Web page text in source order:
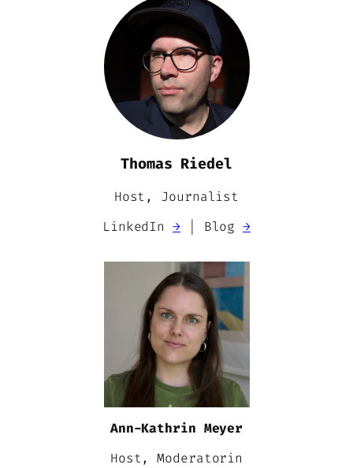
Thomas Riedel
Host, Journalist
LinkedIn→ | Blog→
Ann-Kathrin Meyer
Host, Moderatorin